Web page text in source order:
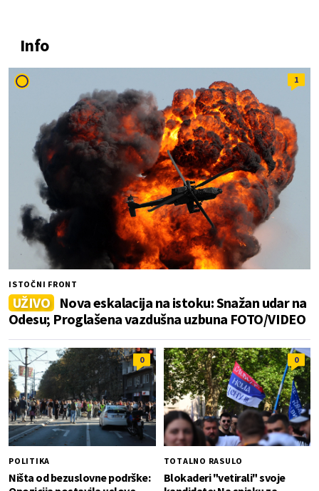
Info
1
ISTOČNI FRONT
UŽIVO Nova eskalacija na istoku: Snažan udar na
Odesu; Proglašena vazdušna uzbuna FOTO/VIDEO
0
POLITIKA
Ništa od bezuslovne podrške:
0
TOTALNO RASULO
Blokaderi "vetirali" svoje